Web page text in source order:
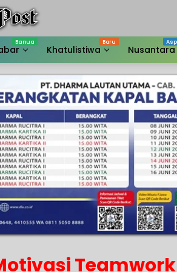
Khatulistiwa Nusantara